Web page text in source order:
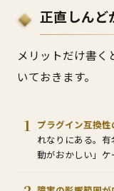
正直しんど
メリットだけ書く
いておきます。
プラグイン互換性
れなりにある。
動がおかしい」ケ